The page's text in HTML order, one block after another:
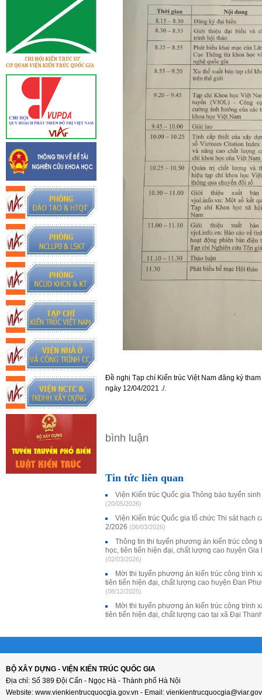
Đề nghị Tạp chí Kiến trúc Việt Nam đăng ký
ngày 12/04/2021 ./.
bình luận
Tin tức liên quan
Viện Kiến trúc Quốc gia Thông báo tuyển
(20/05/2026)
Viện Kiến trúc Quốc gia tổ chức Thi sát hạch
2/2026 (06/03/2026)
Thông tin thi tuyển phương án kiến trúc
học, tiên tiến hiện đại, chất lượng cao huyện
(02/03/2026)
Mời thi tuyển phương án kiến trúc công trình
tiên tiến hiện đại, chất lượng cao huyện Đan
(08/12/2025)
Mời thi tuyển phương án kiến trúc công trình
tiên tiến hiện đại, chất lượng cao tại xã Đại
BỘ XÂY DỰNG - VIỆN KIẾN TRÚC QUỐC GIA
Địa chỉ: Số 389 Đội Cấn - Ngọc Hà - Thành phố Hà Nội
Website: www.vienkientrucquocgia.gov.vn - Email: